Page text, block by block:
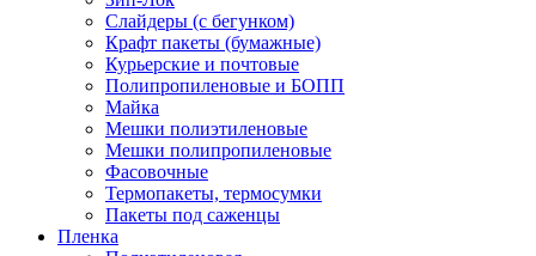
Слайдеры (с бегунком)
Крафт пакеты (бумажные)
Курьерские и почтовые
Полипропиленовые и БОПП
Майка
Мешки полиэтиленовые
Мешки полипропиленовые
Фасовочные
Термопакеты, термосумки
Пакеты под саженцы
Пленка